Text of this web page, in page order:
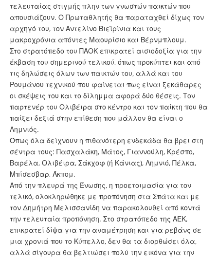
τελευταίας στιγμής πλην των γνωστών παικτών που
απουσιάζουν. Ο Πρωταθλητής θα παραταχθεί δίχως τον
αρχηγό του, τον Αντελίνο Βιεϊρίνια και τους
μακροχρόνια απόντες Μαουρίσιο και Βέρνμπλουμ.
Στο στρατόπεδο του ΠΑΟΚ επικρατεί αισιοδοξία για την
έκβαση του σημερινού τελικού, όπως προκύπτει και από
τις δηλώσεις όλων των παικτών του, αλλά και του
Ρουμάνου τεχνικού που φαίνεται πως είναι ξεκάθαρες
οι σκέψεις του και το δίλημμα αφορά δύο θέσεις. Τον
παρτενέρ του Ολιβέιρα στο κέντρο και τον παίκτη που θα
παίξει δεξιά στην επίθεση που μάλλον θα είναι ο
Λημνιός.
Όπως όλα δείχνουν η πιθανότερη ενδεκάδα θα βρει στη
σέντρα τους: Πασχαλάκη, Μάτος, Γιαννούλη, Κρέσπο,
Βαρέλα, Ολιβέιρα, Σάκχοφ (ή Κάνιας), Λημνιό, Πέλκα,
Μπίσεσβαρ, Άκπομ.
Από την πλευρά της Ένωσης, η προετοιμασία για τον
τελικό, ολοκληρώθηκε με προπόνηση στα Σπάτα και με
τον Δημήτρη Μελισσανίδη να παρακολουθεί από κοντά
την τελευταία προπόνηση. Στο στρατόπεδο της ΑΕΚ,
επικρατεί δίψα για την αναμέτρηση και για ρεβάνς σε
μια χρονιά που το Κύπελλο, δεν θα τα διορθώσει όλα,
αλλά σίγουρα θα βελτιώσει πολύ την εικόνα για την